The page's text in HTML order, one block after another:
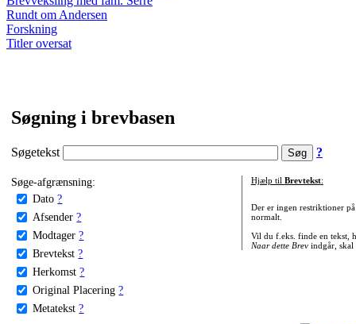
Rundt om Andersen
Forskning
Titler oversat
Søgning i brevbasen
Søgetekst ?
Søge-afgrænsning:
Dato ?
Afsender ?
Modtager ?
Brevtekst ?
Herkomst ?
Original Placering ?
Metatekst ?
Hjælp til Brevtekst:
Der er ingen restriktioner
normalt.
Vil du f.eks. finde en tekst,
Naar dette Brevindgår, skal